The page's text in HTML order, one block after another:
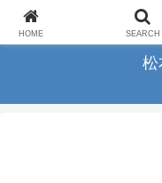
横浜の画家
松
HOME SEARCH